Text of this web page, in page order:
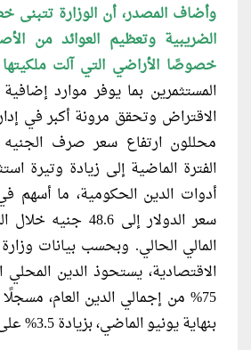
وأضاف المصدر، أن الوزارة تتبنى
الضريبية وتعظيم العوائد من
خصوصًا الأراضي التي آلت ملكيتها
المستثمرين بما يوفر موارد
الاقتراض وتحقق مرونة أكبر في
محللون ارتفاع سعر صرف الجنيه
الفترة الماضية إلى زيادة وتيرة
أدوات الدين الحكومية، ما
سعر الدولار إلى
المالي الحالي. وبحسب بيانات
الاقتصادية، يستحوذ الدين
بنهاية يونيو الماضي، بزيادة 3.5% على أساس ربع سنوي.